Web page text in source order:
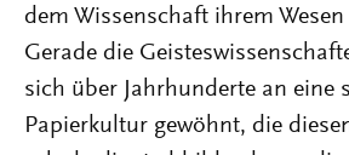
dem Wissenschaft ihrem
Gerade die
sich über Jahrhunderte an eine
Papierkultur gewöhnt, die